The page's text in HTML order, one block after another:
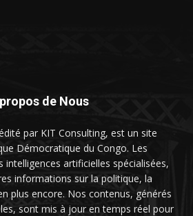
de Nous
par KIT Consulting, est un site
Démocratique du Congo. Les
intelligences artificielles spécialisées,
informations sur la politique, la
plus encore. Nos contenus, générés
sont mis à jour en temps réel pour